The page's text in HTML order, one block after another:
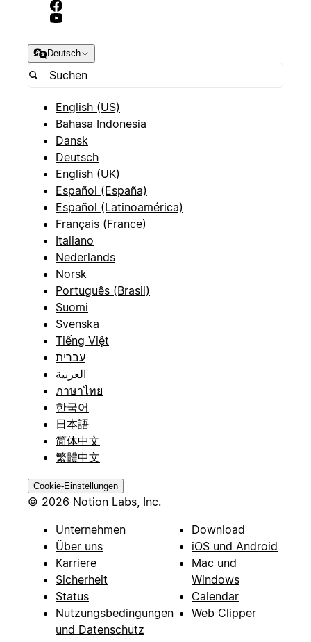
Deutsch
English (US)
Bahasa Indonesia
Dansk
Deutsch
English (UK)
Español (España)
Español (Latinoamérica)
Français (France)
Italiano
Nederlands
Norsk
Português (Brasil)
Suomi
Svenska
Tiếng Việt
עברית
العربية
ภาษาไทย
한국어
日本語
简体中文
繁體中文
Cookie-Einstellungen
© 2026 Notion Labs, Inc.
Unternehmen
Über uns
Karriere
Sicherheit
Status
Nutzungsbedingungen
und Datenschutz
Download
iOS und Android
Mac und
Windows
Calendar
Web Clipper